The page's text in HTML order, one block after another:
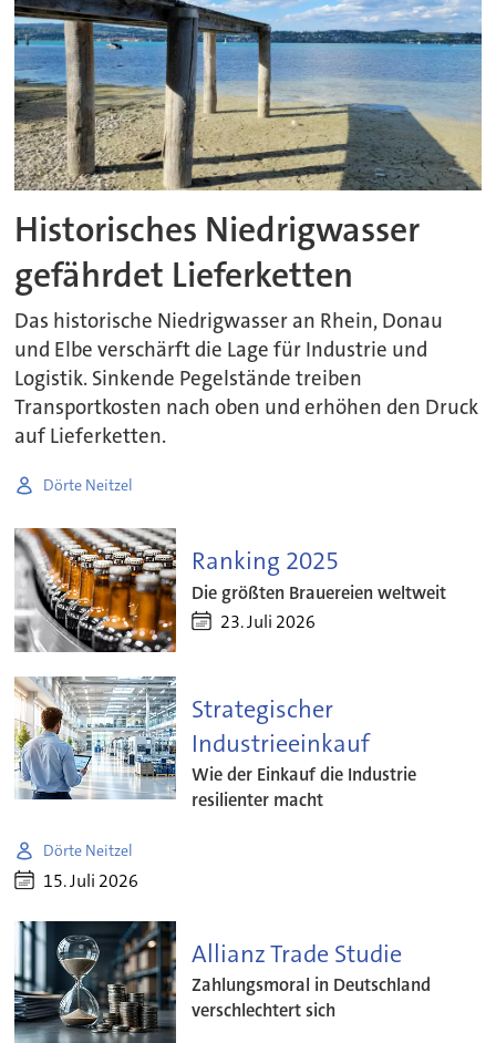
Profis
Historisches Niedrigwasser
gefährdet Lieferketten
Das historische Niedrigwasser an Rhein, Donau
und Elbe verschärft die Lage für Industrie und
Logistik. Sinkende Pegelstände treiben
Transportkosten nach oben und erhöhen den Druck
auf Lieferketten.
Dörte Neitzel
Ranking 2025
Die größten Brauereien weltweit
23. Juli 2026
Strategischer
Industrieeinkauf
Wie der Einkauf die Industrie
resilienter macht
Dörte Neitzel
15. Juli 2026
Allianz Trade Studie
Zahlungsmoral in Deutschland
verschlechtert sich